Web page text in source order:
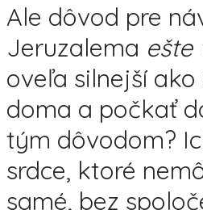
Ale dôvod pre
Jeruzalema ešte
oveľa silnejší
doma a počkať
tým dôvodom?
srdce, ktoré
samé, bez